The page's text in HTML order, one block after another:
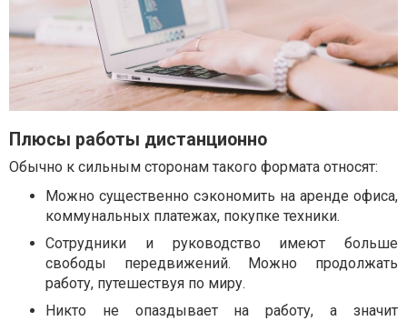
Плюсы работы дистанционно
Обычно к сильным сторонам такого формата относят:
Можно существенно сэкономить на аренде офиса,
коммунальных платежах, покупке техники.
Сотрудники и руководство имеют больше
свободы передвижений. Можно продолжать
работу, путешествуя по миру.
Никто не опаздывает на работу, а значит